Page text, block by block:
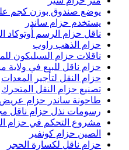
يوضع صندوق بوزن كجم
يستخدم حزام ساندر
ناقل حزام الرسم أوتوكاد
حزام الذهب راوب
ناقلات حزام السيليكون
حزام ناقل للبيع في ولاية
حزام النقل لتأجير المعدات
تصنيع حزام النقل المتحرك
طاحونة ساندر حزام عريض
رسومات نذل حزام ناقل
مشروع التحكم في حزام
الصين حزام كونفير
حزام ناقل لكسارة الحجر